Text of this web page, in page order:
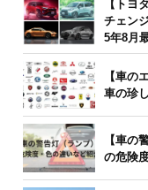
【トヨ
チェン
5年8月
【車の
車の珍
【車の
の危険